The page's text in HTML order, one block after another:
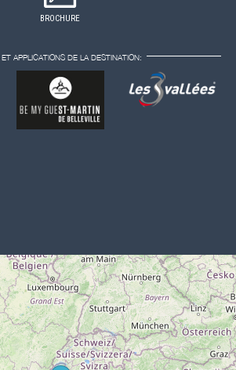
BROCHURE
ET APPLICATIONS DE LA DESTINATION: